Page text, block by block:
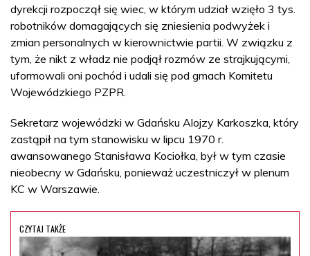
dyrekcji rozpoczął się wiec, w którym udział wzięło 3 tys.
robotników domagających się zniesienia podwyżek i
zmian personalnych w kierownictwie partii. W związku z
tym, że nikt z władz nie podjął rozmów ze strajkującymi,
uformowali oni pochód i udali się pod gmach Komitetu
Wojewódzkiego PZPR.
Sekretarz wojewódzki w Gdańsku Alojzy Karkoszka, który
zastąpił na tym stanowisku w lipcu 1970 r.
awansowanego Stanisława Kociołka, był w tym czasie
nieobecny w Gdańsku, ponieważ uczestniczył w plenum
KC w Warszawie.
CZYTAJ TAKŻE